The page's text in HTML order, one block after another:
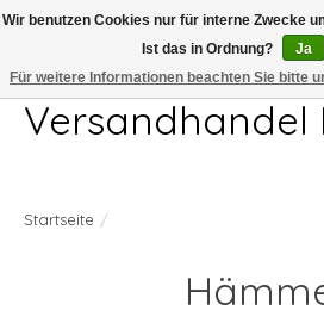
Telefon 04407 715872 MO-DO 7.00-17.00Uhr FR
Versandhandel
Startseite /
Wir benutzen Cookies nur für interne Zwecke
Ist das in Ordnung?
Ja
Für weitere Informationen beachten Sie bitte